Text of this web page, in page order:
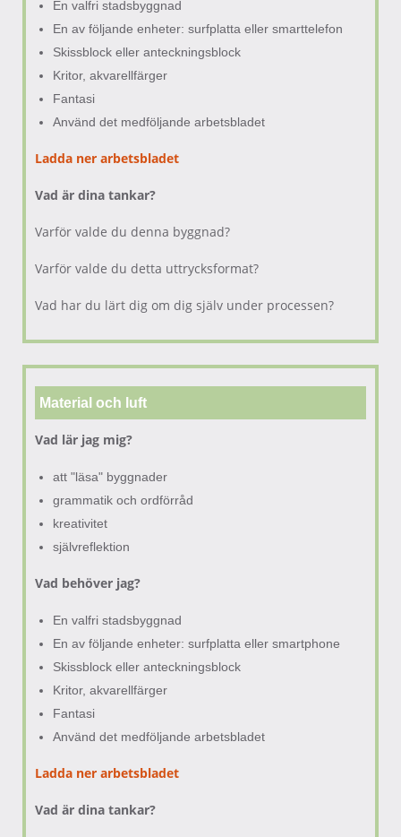
En valfri stadsbyggnad
En av följande enheter: surfplatta eller smarttelefon
Skissblock eller anteckningsblock
Kritor, akvarellfärger
Fantasi
Använd det medföljande arbetsbladet
Ladda ner arbetsbladet
Vad är dina tankar?
Varför valde du denna byggnad?
Varför valde du detta uttrycksformat?
Vad har du lärt dig om dig själv under processen?
Material och luft
Vad lär jag mig?
att "läsa" byggnader
grammatik och ordförråd
kreativitet
självreflektion
Vad behöver jag?
En valfri stadsbyggnad
En av följande enheter: surfplatta eller smartphone
Skissblock eller anteckningsblock
Kritor, akvarellfärger
Fantasi
Använd det medföljande arbetsbladet
Ladda ner arbetsbladet
Vad är dina tankar?